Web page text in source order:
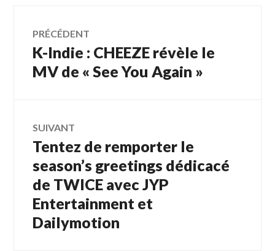
Navigation
de
PRÉCÉDENT
Article
précédent :
K-Indie : CHEEZE révèle le
MV de « See You Again »
SUIVANT
Article
Tentez de remporter le
season’s greetings dédicacé
de TWICE avec JYP
Entertainment et
Dailymotion